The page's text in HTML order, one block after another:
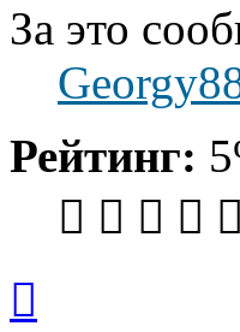
За это
Рейтинг:
началу